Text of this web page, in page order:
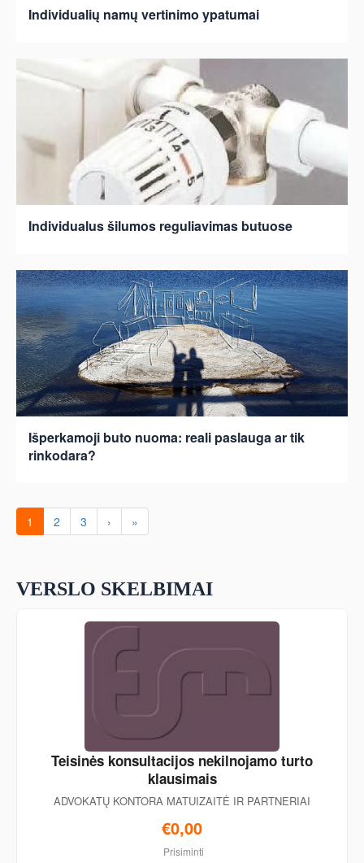
Individualių namų vertinimo ypatumai
Individualus šilumos reguliavimas butuose
Išperkamoji buto nuoma: reali paslauga ar tik
rinkodara?
1 2 3 › »
VERSLO SKELBIMAI
Teisinės konsultacijos nekilnojamo turto
klausimais
ADVOKATŲ KONTORA MATUIZAITĖ IR PARTNERIAI
€0,00
Prisiminti